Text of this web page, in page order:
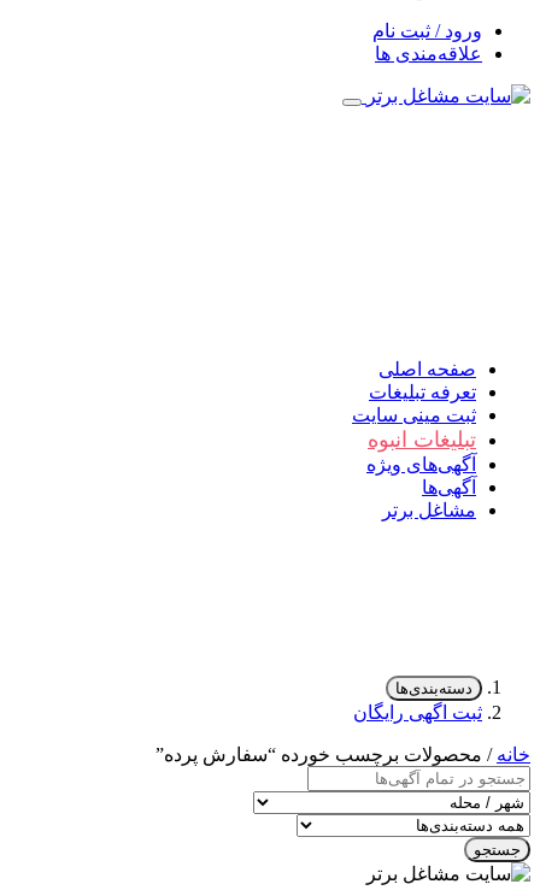
ورود / ثبت نام
علاقه‌مندی ها
صفحه اصلی
تعرفه تبلیغات
ثبت مینی سایت
تبلیغات انبوه
آگهی‌های ویژه
آگهی‌ها
مشاغل برتر
دسته‌بندی‌ها
ثبت اگهی رایگان
خانه / محصولات برچسب خورده “سفارش پرده”
جستجو